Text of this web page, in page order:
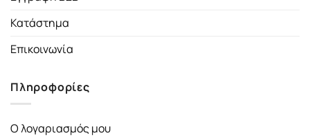
Κατάστημα
Επικοινωνία
Πληροφορίες
Ο λογαριασμός μου